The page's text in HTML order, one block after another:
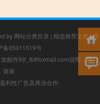
by 网站分类目录 | 精选推荐文章|网
备05011519号
邮件到f_fb#foxmail.com说明，我们
谢谢
利性广告及商业合作